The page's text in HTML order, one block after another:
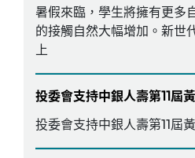
暑假來臨，學生將擁有更多
的接觸自然大幅增加。新世
上
投委會支持中銀人壽第11屆
投委會支持中銀人壽第11屆